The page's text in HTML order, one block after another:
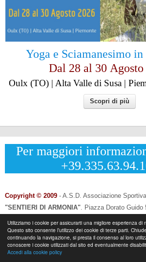
Utilizziamo i cookie per assicurarti una migliore esperienza di
Questo sito consente l’utilizzo dei cookie di terze parti.
continuando la navigazione, si presta il consenso al loro
conoscere i cookie utilizzati dal sito ed eventualmente
Accedi alla cookie policy
Yoga e Sciamanesimo in
Dal 28 al 30
Oulx (TO) | Alta Valle di Susa |
Scopri di più
Per maggiori
Copyright © 2009 - A.S.D. Associazione
"SENTIERI DI ARMONIA" Piazza Dorato Guido
Info & Contatti:Laura Eynard: +
-Email: info@sentieridiarmonia.com